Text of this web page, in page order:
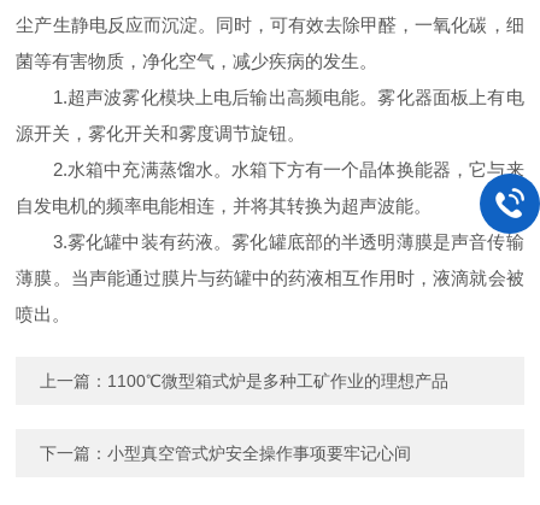
尘产生静电反应而沉淀。同时，可有效去除甲醛，一氧化碳，细
菌等有害物质，净化空气，减少疾病的发生。
1.超声波雾化模块上电后输出高频电能。雾化器面板上有电
源开关，雾化开关和雾度调节旋钮。
2.水箱中充满蒸馏水。水箱下方有一个晶体换能器，它与来
自发电机的频率电能相连，并将其转换为超声波能。
3.雾化罐中装有药液。雾化罐底部的半透明薄膜是声音传输
薄膜。当声能通过膜片与药罐中的药液相互作用时，液滴就会被
喷出。
上一篇： 1100℃微型箱式炉是多种工矿作业的理想产品
下一篇：小型真空管式炉安全操作事项要牢记心间